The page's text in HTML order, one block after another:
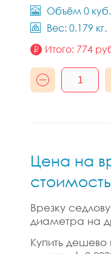
Объём 0
Вес: 0.179 кг.
Итого: 774
Цена на
Врезку
диаметра на
Купить дешево